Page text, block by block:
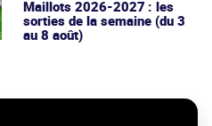
Maillots 2026-2027 : les
sorties de la semaine (du 3
au 8 août)